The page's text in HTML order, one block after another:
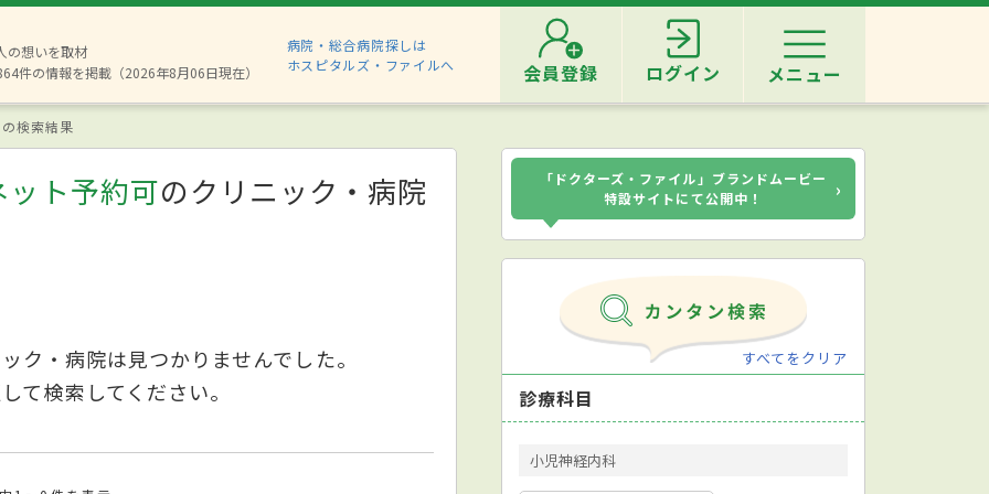
の想いを取材
件の情報を掲載（2026年8月06日現在）
病院・総合病院探しは
ホスピタルズ・ファイルへ
会員登録 ログイン メニュー
検索結果
ト予約可のクリニック・病院
ク・病院は見つかりませんでした。
て検索してください。
「ドクターズ・ファイル」ブランドムービー
特設サイトにて公開中！
›
すべてをクリア
診療科目
小児神経内科